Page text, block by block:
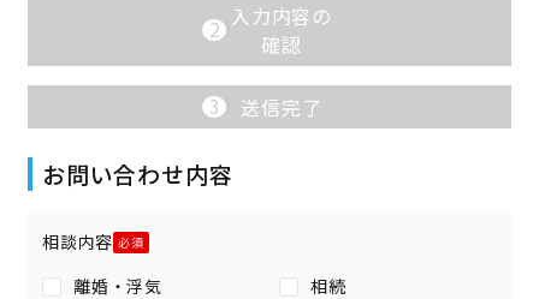
2 入力内容の
確認
3 送信完了
お問い合わせ内容
相談内容
離婚・浮気
相続